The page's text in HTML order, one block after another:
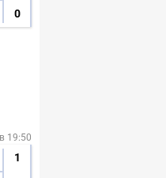
0
19:50
1